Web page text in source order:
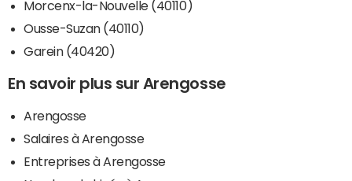
Morcenx-la-Nouvelle (40110)
Ousse-Suzan (40110)
Garein (40420)
En savoir plus sur Arengosse
Arengosse
Salaires à Arengosse
Entreprises à Arengosse